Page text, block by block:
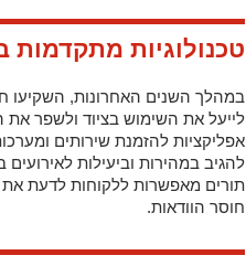
טכנולוגיות מתקדמות
במהלך השנים האחרונות, השקיעו
אפליקציות להזמנת שירותים
להגיב במהירות וביעילות
תורים מאפשרות ללקוחות לדעת
חוסר הוודאות.